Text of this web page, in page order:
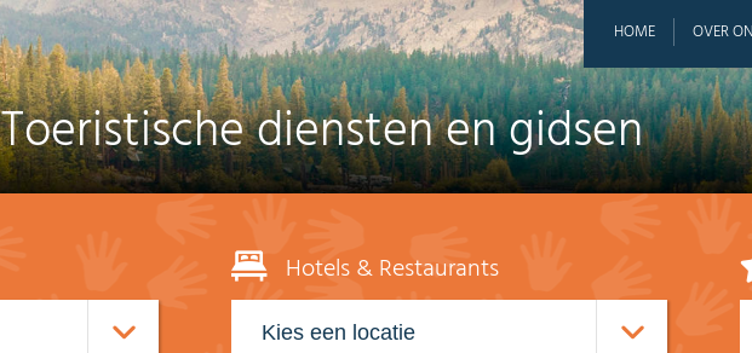
Toeristische diensten en gidsen
HOME OVER
Hotels & Restaurants